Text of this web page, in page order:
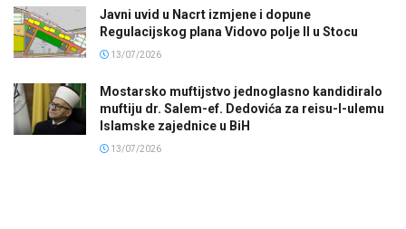
Javni uvid u Nacrt izmjene i dopune
Regulacijskog plana Vidovo polje II u Stocu
13/07/2026
Mostarsko muftijstvo jednoglasno kandidiralo
muftiju dr. Salem-ef. Dedovića za reisu-l-ulemu
Islamske zajednice u BiH
13/07/2026